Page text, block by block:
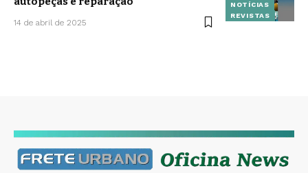
NOTÍCIAS
REVISTAS
14 de abril de 2025